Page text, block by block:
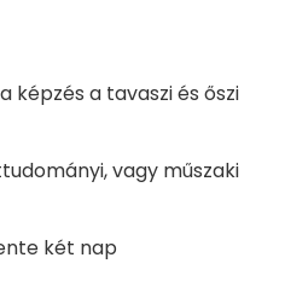
a képzés a tavaszi és őszi
vagy műszaki
két nap